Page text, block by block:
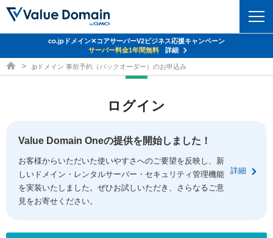
ドメイントップ
ドメイン移管
ドメイン価格一覧
ドメイン一括検索
.jpドメインオークション
コアサーバー
バリューサーバー
XREA
セキュリティトップ
Value Domain ネットde診断
SSL証明書
サービストップ
お得意様割引
facebook
co.jpドメイン✕コアサーバーV2ビジネス応援キャンペーン
サーバー料金1年間無料
詳細
ドメイン取得ならバリュードメイン
.jpドメイン 事前予約（バックオーダー）のお申込み
ログイン
Value Domain Oneの提供を開始しました！
お客様からいただいた使いやすさへのご要望を反映し、新
しいドメイン・レンタルサーバー・セキュリティ管理機能
を実装いたしました。ぜひお試しいただき、さらなるご意
見をお寄せください。
詳細